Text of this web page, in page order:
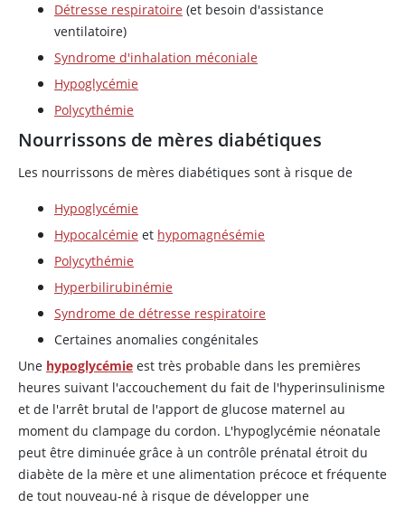
Détresse respiratoire (et besoin d'assistance
ventilatoire)
Syndrome d'inhalation méconiale
Hypoglycémie
Polycythémie
Nourrissons de mères diabétiques
Les nourrissons de mères diabétiques sont à risque de
Hypoglycémie
Hypocalcémie et hypomagnésémie
Polycythémie
Hyperbilirubinémie
Syndrome de détresse respiratoire
Certaines anomalies congénitales
Une hypoglycémie est très probable dans les premières
heures suivant l'accouchement du fait de l'hyperinsulinisme
et de l'arrêt brutal de l'apport de glucose maternel au
moment du clampage du cordon. L'hypoglycémie néonatale
peut être diminuée grâce à un contrôle prénatal étroit du
diabète de la mère et une alimentation précoce et fréquente
de tout nouveau-né à risque de développer une